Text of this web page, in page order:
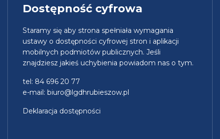
Dostępność cyfrowa
Staramy się aby strona spełniała wymagania
ustawy o dostępności cyfrowej stron i aplikacji
mobilnych podmiotów publicznych. Jeśli
znajdziesz jakieś uchybienia powiadom nas o tym.
tel: 84 696 20 77
e-mail: biuro@lgdhrubieszow.pl
Deklaracja dostępności